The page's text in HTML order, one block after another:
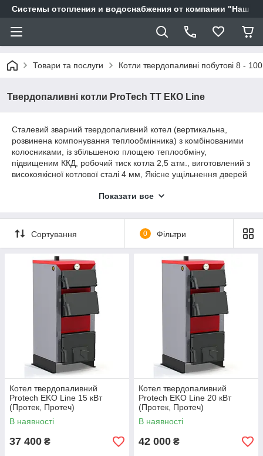
Системы отопления и водоснабжения от компании "Наш
Товари та послуги Котли твердопаливні побутові 8 - 100
Твердопаливні котли ProTech TT ЕКО Line
Сталевий зварний твердопаливний котел (вертикальна,
розвинена компонування теплообмінника) з комбінованими
колосниками, із збільшеною площею теплообміну,
підвищеним ККД, робочий тиск котла 2,5 атм., виготовлений з
високоякісної котлової сталі 4 мм, Якісне ущільнення дверей
вугілля, дрова , брикети. Має можливість встановлення
ПЕЛЕТНОЇ ПАЛЬНИКА з автоматичною подачею пелет!
Показати все
Сортування 0 Фільтри
Котел твердопаливний
Protech EKO Line 15 кВт
(Протек, Протеч)
В наявності
37 400 ₴
Котел твердопаливний
Protech EKO Line 20 кВт
(Протек, Протеч)
В наявності
42 000 ₴